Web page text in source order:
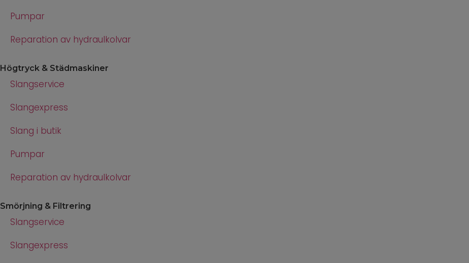
Pumpar
Reparation av hydraulkolvar
Högtryck & Städmaskiner
Slangservice
Slangexpress
Slang i butik
Pumpar
Reparation av hydraulkolvar
Smörjning & Filtrering
Slangservice
Slangexpress